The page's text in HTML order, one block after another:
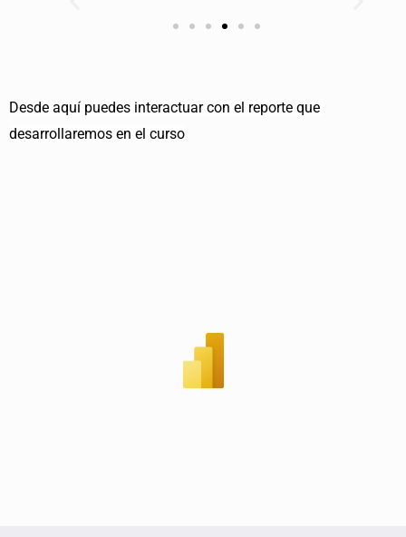
Desde aquí puedes interactuar con el reporte que
desarrollaremos en el curso